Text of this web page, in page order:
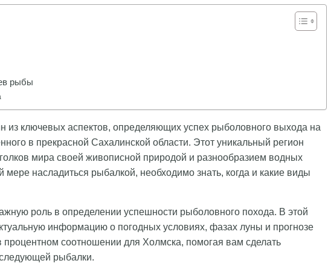
рыбы
из ключевых аспектов, определяющих успех рыболовного выхода на
в прекрасной Сахалинской области. Этот уникальный регион
мира своей живописной природой и разнообразием водных
насладиться рыбалкой, необходимо знать, когда и какие виды
роль в определении успешности рыболовного похода. В этой
информацию о погодных условиях, фазах луны и прогнозе
процентном соотношении для Холмска, помогая вам сделать
рыбалки.